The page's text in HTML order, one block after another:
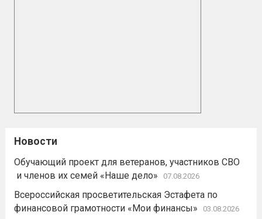
Новости
Обучающий проект для ветеранов, участников СВО
и членов их семей «Наше дело»
07.08.2026
Всероссийская просветительская Эстафета по
финансовой грамотности «Мои финансы»
03.08.2026